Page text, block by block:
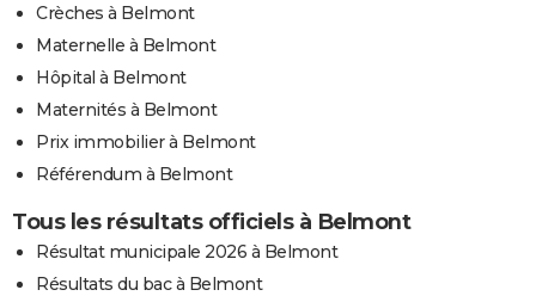
Crèches à Belmont
Maternelle à Belmont
Hôpital à Belmont
Maternités à Belmont
Prix immobilier à Belmont
Référendum à Belmont
Tous les résultats officiels à Belmont
Résultat municipale 2026 à Belmont
Résultats du bac à Belmont